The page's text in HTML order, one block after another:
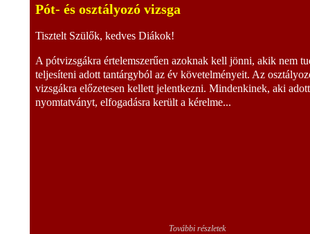
Pót- és osztályozó vizsga
Tisztelt Szülők, kedves Diákok!
A pótvizsgákra értelemszerűen azoknak kell jönni, akik nem
teljesíteni adott tantárgyból az év követelményeit. Az
vizsgákra előzetesen kellett jelentkezni. Mindenkinek, aki
nyomtatványt, elfogadásra került a kérelme...
További részletek